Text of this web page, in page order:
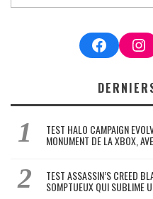
TEST HALO CAMPAIGN
MONUMENT DE LA XBOX,
TEST ASSASSIN’S CREED
SOMPTUEUX QUI SUBLIME